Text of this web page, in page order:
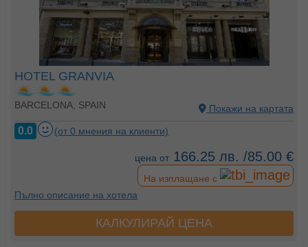
HOTEL GRANVIA
BARCELONA, SPAIN Покажи на картата
0.0 (от 0 мнения на клиенти)
цена от 166.25 лв. /85.00 €
На изплащане с
Пълно описание на хотела
КАЛКУЛИРАЙ ЦЕНА